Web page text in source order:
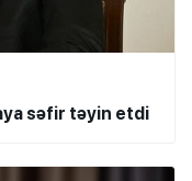
səfir təyin etdi